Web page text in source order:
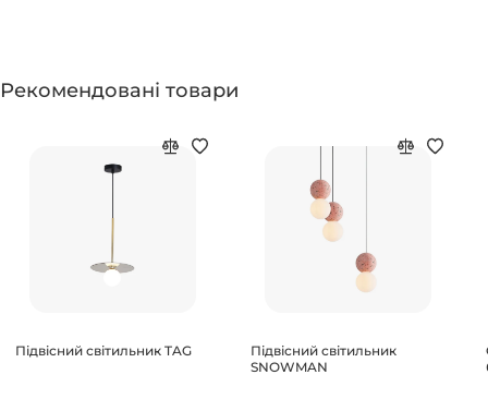
Рекомендовані товари
Підвісний світильник TAG
Підвісний світильник
SNOWMAN